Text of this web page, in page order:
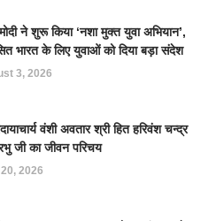
ने शुरू किया ‘नशा मुक्त युवा अभियान’,
भारत के लिए युवाओं को दिया बड़ा संदेश
3, 2026
वंशी अवतार श्री हित हरिवंश चन्द्र
जी का जीवन परिचय
2026